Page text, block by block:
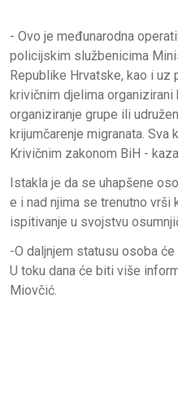
- Ovo je međunarodna
policijskim službenicima
Republike Hrvatske, kao i uz
krivičnim djelima organizirani
organiziranje grupe ili
krijumčarenje migranata. Sva
Krivičnim zakonom BiH -
Istakla je da se uhapšene
e i nad njima se trenutno vrši
ispitivanje u svojstvu
-O daljnjem statusu osoba
U toku dana će biti više
Miovčić.